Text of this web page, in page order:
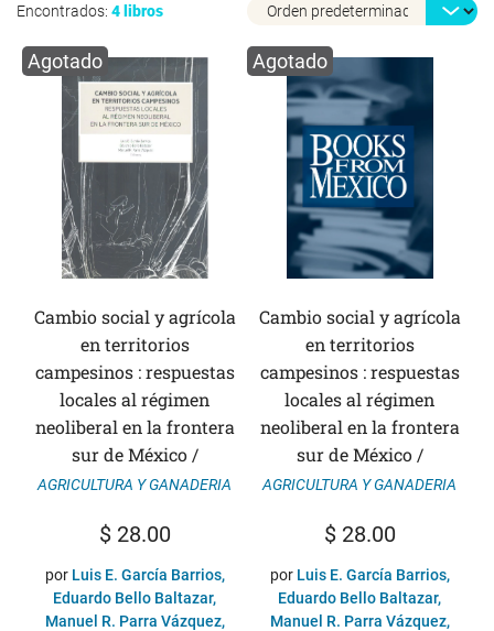
Encontrados: 4 libros
Agotado
Cambio social y agrícola
en territorios
campesinos : respuestas
locales al régimen
neoliberal en la frontera
sur de México /
AGRICULTURA Y GANADERIA
$28.00
por Luis E. García Barrios,
Eduardo Bello Baltazar,
Manuel R. Parra Vázquez,
Agotado
Cambio social y agrícola
en territorios
campesinos : respuestas
locales al régimen
neoliberal en la frontera
sur de México /
AGRICULTURA Y GANADERIA
$28.00
por Luis E. García Barrios,
Eduardo Bello Baltazar,
Manuel R. Parra Vázquez,